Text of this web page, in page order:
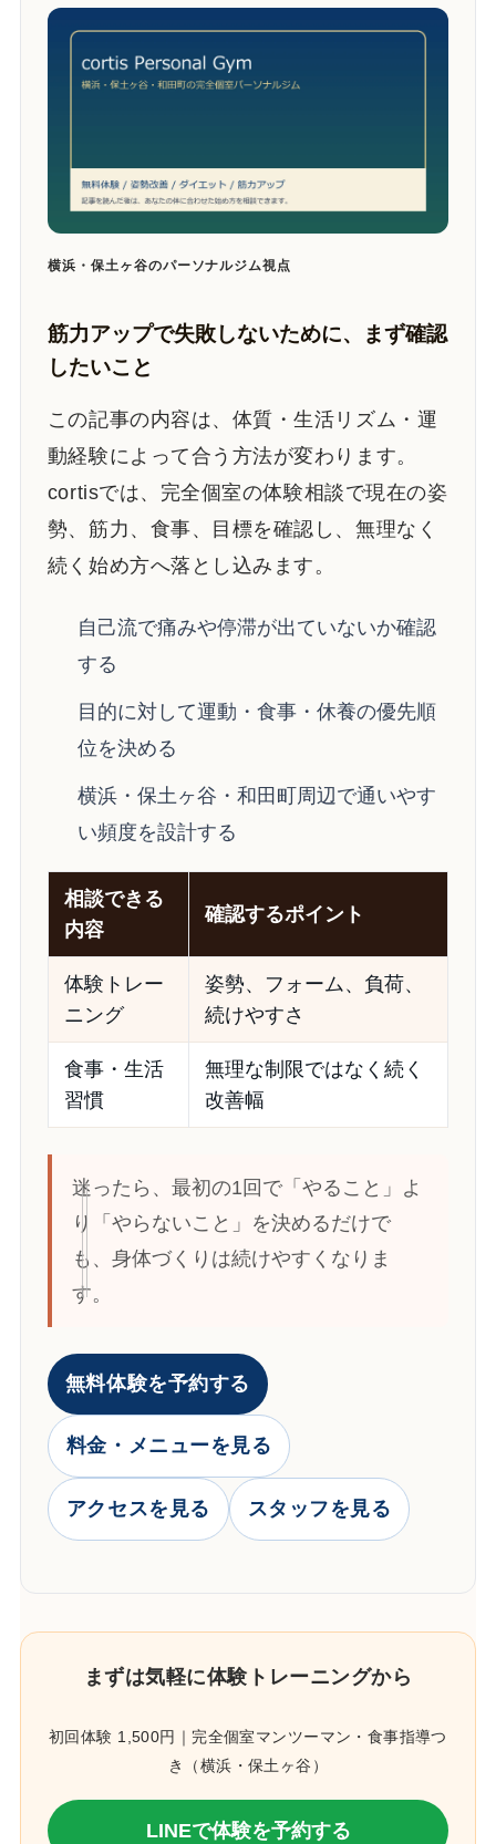
横浜・保土ヶ谷のパーソナルジム視点
筋力アップで失敗しないために、まず確認
したいこと
この記事の内容は、体質・生活リズム・運
動経験によって合う方法が変わります。
cortisでは、完全個室の体験相談で現在の姿
勢、筋力、食事、目標を確認し、無理なく
続く始め方へ落とし込みます。
自己流で痛みや停滞が出ていないか確認
する
目的に対して運動・食事・休養の優先順
位を決める
横浜・保土ヶ谷・和田町周辺で通いやす
い頻度を設計する
相談できる
内容
確認するポイント
体験トレー
ニング
姿勢、フォーム、負荷、
続けやすさ
食事・生活
習慣
無理な制限ではなく続く
改善幅
迷ったら、最初の1回で「やること」よ
り「やらないこと」を決めるだけで
も、身体づくりは続けやすくなりま
す。
無料体験を予約する
料金・メニューを見る
アクセスを見る スタッフを見る
まずは気軽に体験トレーニングから
初回体験 1,500円｜完全個室マンツーマン・食事指導つ
き（横浜・保土ヶ谷）
LINEで体験を予約する